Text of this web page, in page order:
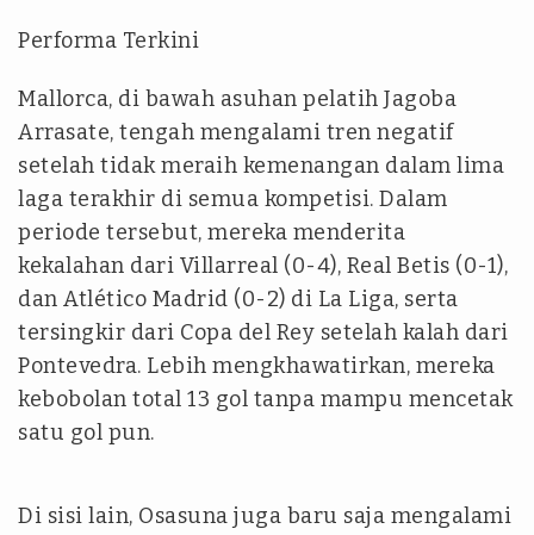
Performa Terkini
Mallorca, di bawah asuhan pelatih Jagoba
Arrasate, tengah mengalami tren negatif
setelah tidak meraih kemenangan dalam lima
laga terakhir di semua kompetisi. Dalam
periode tersebut, mereka menderita
kekalahan dari Villarreal (0-4), Real Betis (0-1),
dan Atlético Madrid (0-2) di La Liga, serta
tersingkir dari Copa del Rey setelah kalah dari
Pontevedra. Lebih mengkhawatirkan, mereka
kebobolan total 13 gol tanpa mampu mencetak
satu gol pun.
Di sisi lain, Osasuna juga baru saja mengalami